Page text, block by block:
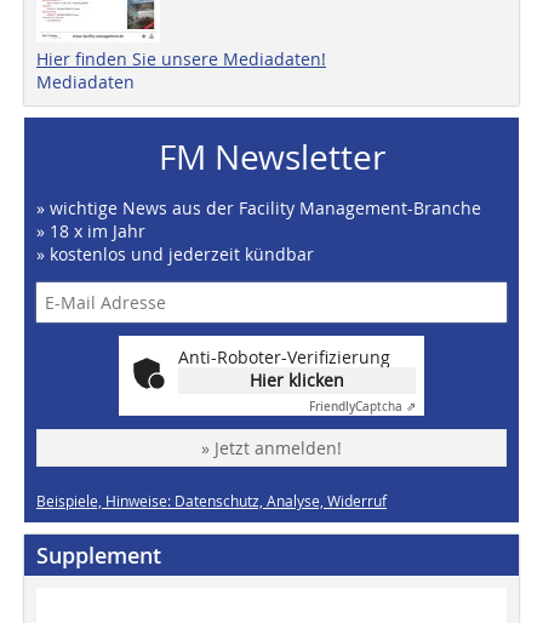
Hier finden Sie unsere Mediadaten!
Mediadaten
FM Newsletter
» wichtige News aus der Facility Management-Branche
» 18 x im Jahr
» kostenlos und jederzeit kündbar
Anti-Roboter-Verifizierung
Hier klicken
FriendlyCaptcha ⇗
» Jetzt anmelden!
Beispiele, Hinweise: Datenschutz, Analyse, Widerruf
Supplement